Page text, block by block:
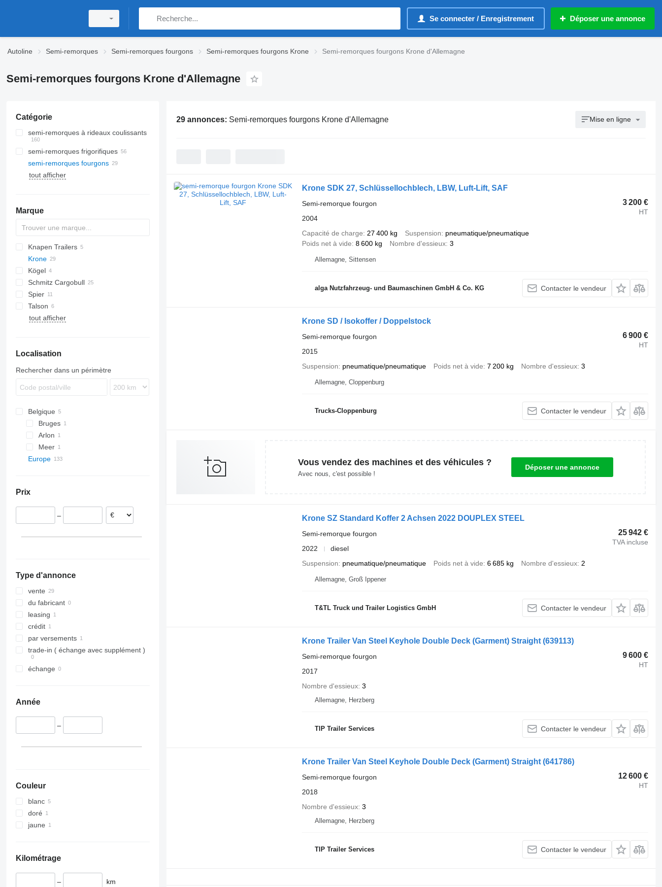
Se connecter / Enregistrement Déposer une annonce
Autoline Semi-remorques Semi-remorques fourgons Semi-remorques fourgons Krone Semi-remorques fourgons Krone d'Allemagne
Semi-remorques fourgons Krone d'Allemagne
Catégorie
semi-remorques à rideaux coulissants
semi-remorques frigorifiques
semi-remorques fourgons
tout afficher
Marque
AS
T-series
Knapen Trailers
K-series
CF
Krone
SD
SDK
SDK 27
SDR
SDR 27
SZ
Kögel
SP
RSBS
Schmitz Cargobull
KO
S-series
SCB
Spier
SGL
SLG
S-series
Talson
F-series
tout afficher
Localisation
Rechercher dans un périmètre
Belgique
Bruges
Arlon
Meer
Europe
Meppen
Oldenburg
Mannheim
tout afficher
Danemark
Pologne
Prix
–
Type d'annonce
vente
du fabricant
leasing
crédit
par versements
trade-in ( échange avec supplément )
échange
Année
–
Couleur
blanc
doré
jaune
Kilométrage
– km
29 annonces: Semi-remorques fourgons Krone d'Allemagne Mise en ligne
Krone SDK 27, Schlüssellochblech, LBW, Luft-Lift, SAF
3 200 €
HT
Semi-remorque fourgon
2004
Capacité de charge
27 400 kg Suspension
pneumatique/pneumatique
Poids net à vide 8 600 kg Nombre d'essieux 3
Allemagne, Sittensen
alga Nutzfahrzeug- und Baumaschinen GmbH & Co. KG Contacter le vendeur
Krone SD / Isokoffer / Doppelstock
6 900 €
HT
Semi-remorque fourgon
2015
Suspension
pneumatique/pneumatique Poids net à vide 7 200 kg Nombre d'essieux 3
Allemagne, Cloppenburg
Trucks-Cloppenburg Contacter le vendeur
Vous vendez des machines et des véhicules ?
Avec nous, c'est possible !
Déposer une annonce
Krone SZ Standard Koffer 2 Achsen 2022 DOUPLEX STEEL
25 942 €
TVA incluse
Semi-remorque fourgon
2022
diesel
Suspension
pneumatique/pneumatique Poids net à vide 6 685 kg Nombre d'essieux 2
Allemagne, Groß Ippener
T&TL Truck und Trailer Logistics GmbH Contacter le vendeur
Krone Trailer Van Steel Keyhole Double Deck (Garment) Straight (639113)
9 600 €
HT
Semi-remorque fourgon
2017
Nombre d'essieux 3
Allemagne, Herzberg
TIP Trailer Services Contacter le vendeur
Krone Trailer Van Steel Keyhole Double Deck (Garment) Straight (641786)
12 600 €
HT
Semi-remorque fourgon
2018
Nombre d'essieux 3
Allemagne, Herzberg
TIP Trailer Services Contacter le vendeur